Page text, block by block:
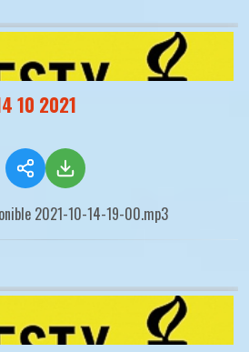
10 2021
2021-10-14-19-00.mp3